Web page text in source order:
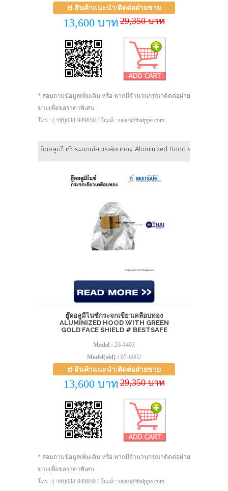
สินค้าแนะนำ/ติดต่อฝ่ายขาย
13,600 บาท 29,350 บาท
* สอบถามข้อมูลเพิ่มเติม หรือ หากมีจำนวนกรุณาติดต่อฝ่าย
ขายเพื่อขอราคาพิเศษ
โทร : (+66)038-949850 / อีเมล์ : sales@thaippe.com
ฮู๊ดอลูมิไนซ์กระจกเขียวเคลือบทอง Aluminized Hood with green
ฮู๊ดอลูมิไนซ์กระจกเขียวเคลือบทอง
ALUMINIZED HOOD WITH GREEN
GOLD FACE SHIELD # BESTSAFE
Model : 26-1403
Model(old) : 07-6002
สินค้าแนะนำ/ติดต่อฝ่ายขาย
13,600 บาท 29,350 บาท
* สอบถามข้อมูลเพิ่มเติม หรือ หากมีจำนวนกรุณาติดต่อฝ่าย
ขายเพื่อขอราคาพิเศษ
โทร : (+66)038-949850 / อีเมล์ : sales@thaippe.com